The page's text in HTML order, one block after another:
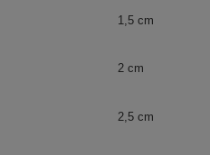
1,5 cm
2 cm
2,5 cm